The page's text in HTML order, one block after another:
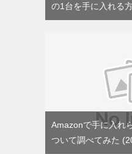
の1台を手に入れる
Amazonで手に入れ
ついて調べてみた